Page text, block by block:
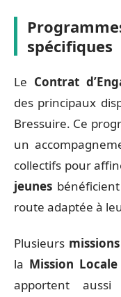
spécifiques
Le Contrat
des principaux
Bressuire. Ce
un
collectifs pour
jeunes
route adaptée à
Plusieurs
la Mission
apportent